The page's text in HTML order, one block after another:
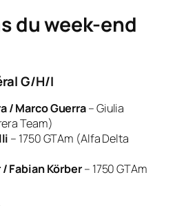
du week-end
G/H/I
/ Marco Guerra– Giulia
Team)
– 1750 GTAm (Alfa Delta
Fabian Körber– 1750 GTAm